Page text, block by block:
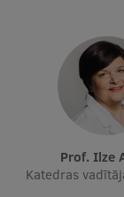
Atvērtā
ESFProf. Ilze
Katedras